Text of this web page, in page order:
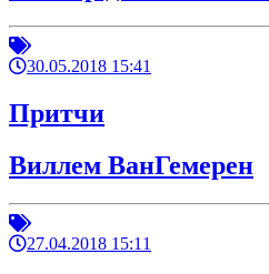
30.05.2018 15:41
Притчи
Виллем ВанГемерен
27.04.2018 15:11